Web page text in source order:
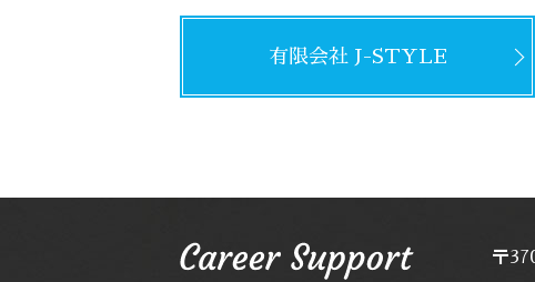
有限会社 J-STYLE
〒